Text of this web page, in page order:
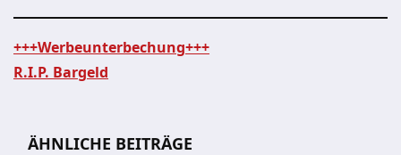
+++Werbeunterbechung+++
R.I.P. Bargeld
ÄHNLICHE BEITRÄGE